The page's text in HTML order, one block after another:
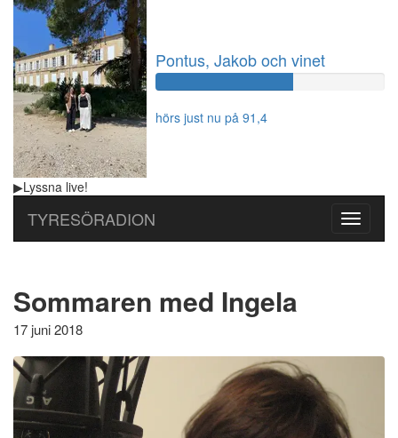
Pontus, Jakob och vinet
hörs just nu på 91,4
▶Lyssna live!
Toggle
TYRESÖRADION
Sommaren med Ingela
17 juni 2018